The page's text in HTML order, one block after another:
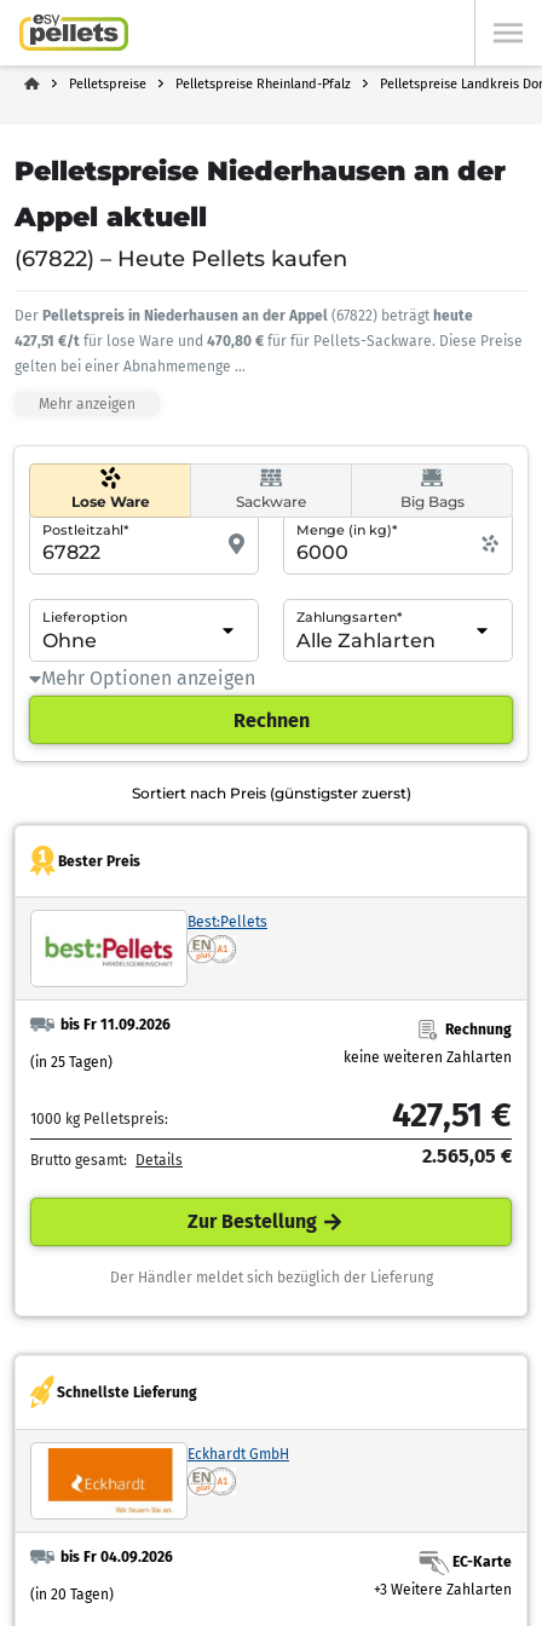
Pelletspreise Pelletspreise Rheinland-Pfalz Pelletspreise Landkreis
Pelletspreise Niederhausen an der
Appel aktuell
(67822) – Heute Pellets kaufen
Der Pelletspreis in Niederhausen an der Appel (67822) beträgt heute
427,51 €/t für lose Ware und 470,80 € für für Pellets-Sackware. Diese Preise
gelten bei einer Abnahmemenge ...
Mehr anzeigen
Lose Ware Sackware Big Bags
Postleitzahl* Menge (in kg)*
Lieferoption Zahlungsarten*
Mehr Optionen anzeigen
Rechnen
Sortiert nach Preis (günstigster zuerst)
Bester Preis
Best:Pellets
bis Fr 11.09.2026
(in 25 Tagen)
Rechnung
keine weiteren Zahlarten
1000 kg Pelletspreis: 427,51 €
Brutto gesamt: Details 2.565,05 €
Zur Bestellung
Der Händler meldet sich bezüglich der Lieferung
Schnellste Lieferung
Eckhardt GmbH
bis Fr 04.09.2026
(in 20 Tagen)
EC-Karte
+3 Weitere Zahlarten